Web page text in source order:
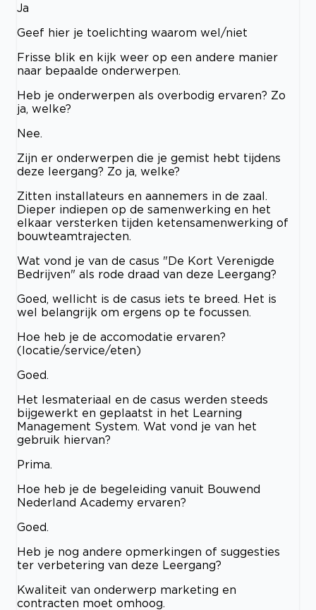
Ja
Geef hier je toelichting waarom wel/niet
Frisse blik en kijk weer op een andere manier
naar bepaalde onderwerpen.
Heb je onderwerpen als overbodig ervaren? Zo
ja, welke?
Nee.
Zijn er onderwerpen die je gemist hebt tijdens
deze leergang? Zo ja, welke?
Zitten installateurs en aannemers in de zaal.
Dieper indiepen op de samenwerking en het
elkaar versterken tijden ketensamenwerking of
bouwteamtrajecten.
Wat vond je van de casus "De Kort Verenigde
Bedrijven" als rode draad van deze Leergang?
Goed, wellicht is de casus iets te breed. Het is
wel belangrijk om ergens op te focussen.
Hoe heb je de accomodatie ervaren?
(locatie/service/eten)
Goed.
Het lesmateriaal en de casus werden steeds
bijgewerkt en geplaatst in het Learning
Management System. Wat vond je van het
gebruik hiervan?
Prima.
Hoe heb je de begeleiding vanuit Bouwend
Nederland Academy ervaren?
Goed.
Heb je nog andere opmerkingen of suggesties
ter verbetering van deze Leergang?
Kwaliteit van onderwerp marketing en
contracten moet omhoog.